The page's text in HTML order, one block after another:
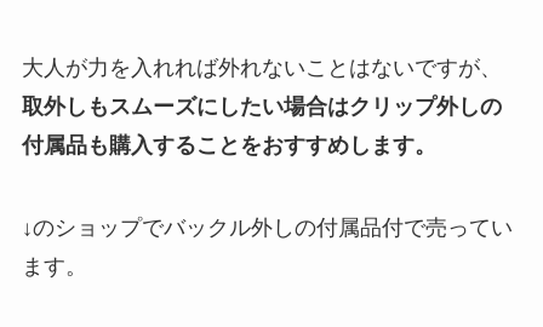
大人が力を入れれば外れないことはないですが、
取外しもスムーズにしたい場合はクリップ外しの
付属品も購入することをおすすめします。
↓のショップでバックル外しの付属品付で売ってい
ます。